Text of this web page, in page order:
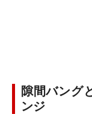
隙間バング
ンジ